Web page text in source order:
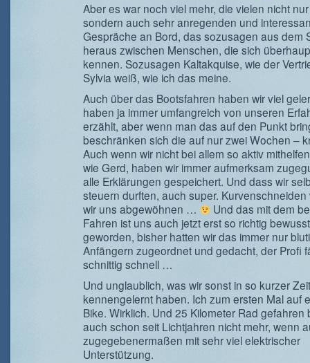
Aber es war noch viel mehr, die vielen nicht
sondern auch sehr anregenden und
Gespräche an Bord, das sozusagen aus dem
heraus zwischen Menschen, die sich
kennen. Sozusagen Kaltakquise, wie der
Sylvia weiß, wie ich das meine.
Auch über das Bootsfahren haben wir viel
haben ja immer umfangreich von unseren
erzählt, aber wenn man das auf den Punkt
beschränken sich die auf nur zwei Wochen –
Auch wenn wir nicht bei allem so aktiv
wie Gerd, haben wir immer aufmerksam
alle Erklärungen gespeichert. Und dass wir
steuern durften, auch super. Kurvenschneiden
wir uns abgewöhnen …
Und das mit dem
Fahren ist uns auch jetzt erst so richtig bewusst
geworden, bisher hatten wir das immer nur
Anfängern zugeordnet und gedacht, der Profi
schnittig schnell …
Und unglaublich, was wir sonst in so kurzer
kennengelernt haben. Ich zum ersten Mal auf
Bike. Wirklich. Und 25 Kilometer Rad gefahren
auch schon seit Lichtjahren nicht mehr, wenn
zugegebenermaßen mit sehr viel elektrischer
Unterstützung.